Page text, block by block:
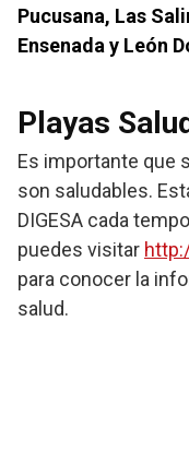
Pucusana, Las
Ensenada y León
Playas
Es importante que
son saludables.
DIGESA cada
puedes visitar
para conocer la
salud.